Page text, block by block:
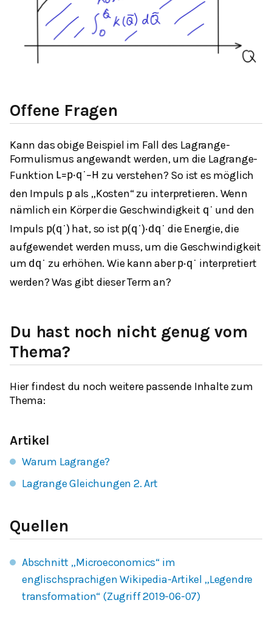
Offene Fragen
Kann das obige Beispiel im Fall des Lagrange-
Formulismus angewandt werden, um die Lagrange-
Funktion L=p⋅q ˙− H zu verstehen? So ist es möglich
den Impuls pals „Kosten“ zu interpretieren. Wenn
nämlich ein Körper die Geschwindigkeit q ˙ und den
Impuls p(q ˙) hat, so ist p(q ˙)⋅d q ˙ die Energie, die
aufgewendet werden muss, um die Geschwindigkeit
um d q ˙ zu erhöhen. Wie kann aberp⋅q ˙ interpretiert
werden? Was gibt dieser Term an?
Du hast noch nicht genug vom
Thema?
Hier findest du noch weitere passende Inhalte zum
Thema:
Artikel
Warum Lagrange?
Lagrange Gleichungen 2. Art
Quellen
Abschnitt „Microeconomics“ im
englischsprachigen Wikipedia-Artikel „Legendre
transformation“ (Zugriff 2019-06-07)